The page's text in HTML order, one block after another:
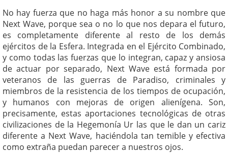
No hay fuerza que no haga más honor a su nombre que
Next Wave, porque sea o no lo que nos depara el futuro,
es completamente diferente al resto de los demás
ejércitos de la Esfera. Integrada en el Ejército Combinado,
y como todas las fuerzas que lo integran, capaz y ansiosa
de actuar por separado, Next Wave está formada por
veteranos de las guerras de Paradiso, criminales y
miembros de la resistencia de los tiempos de ocupación,
y humanos con mejoras de origen alienígena. Son,
precisamente, estas aportaciones tecnológicas de otras
civilizaciones de la Hegemonía Ur las que le dan un cariz
diferente a Next Wave, haciéndola tan temible y efectiva
como extraña puedan parecer a nuestros ojos.